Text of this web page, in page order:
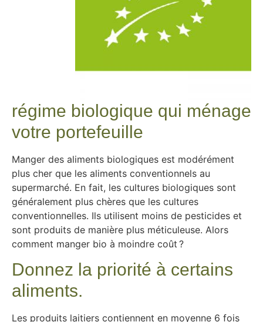
régime biologique qui ménage
votre portefeuille
Manger des aliments biologiques est modérément
plus cher que les aliments conventionnels au
supermarché. En fait, les cultures biologiques sont
généralement plus chères que les cultures
conventionnelles. Ils utilisent moins de pesticides et
sont produits de manière plus méticuleuse. Alors
comment manger bio à moindre coût ?
Donnez la priorité à certains
aliments.
Les produits laitiers contiennent en moyenne 6 fois